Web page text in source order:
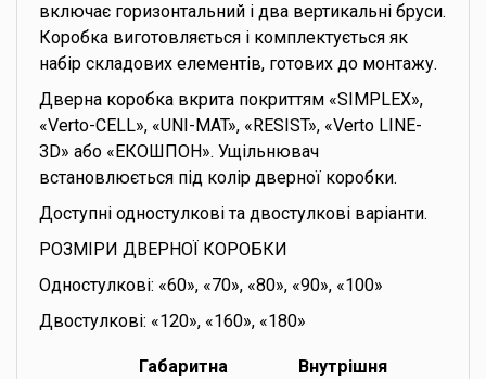
включає горизонтальний і два вертикальні бруси.
Коробка виготовляється і комплектується як
набір складових елементів, готових до монтажу.
Дверна коробка вкрита покриттям «SIMPLEX»,
«Verto-CELL», «UNI-MAT», «RESIST», «Verto LINE-
3D» або «ЕКОШПОН». Ущільнювач
встановлюється під колір дверної коробки.
Доступні одностулкові та двостулкові варіанти.
РОЗМІРИ ДВЕРНОЇ КОРОБКИ
Одностулкові: «60», «70», «80», «90», «100»
Двостулкові: «120», «160», «180»
Габаритна
Внутрішня